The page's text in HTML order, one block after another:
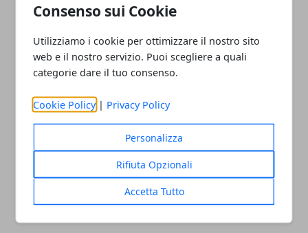
Consenso sui Cookie
Utilizziamo i cookie per ottimizzare il nostro sito
web e il nostro servizio. Puoi scegliere a quali
categorie dare il tuo consenso.
Cookie Policy | Privacy Policy
Personalizza
Rifiuta Opzionali
Accetta Tutto
sofisticato
viaggio di nozze da sogno
Redazione